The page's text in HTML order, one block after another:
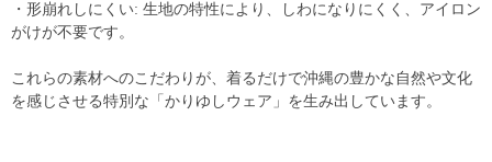
・形崩れしにくい: 生地の特性により、しわになりにくく、アイロン
がけが不要です。
これらの素材へのこだわりが、着るだけで沖縄の豊かな自然や文化
を感じさせる特別な「かりゆしウェア」を生み出しています。